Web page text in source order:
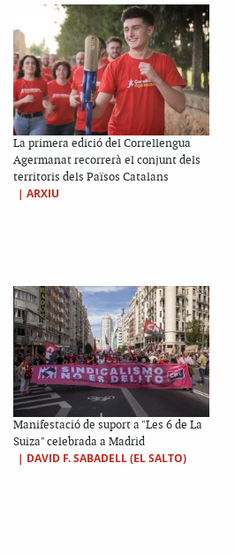
La primera edició del Correllengua
Agermanat recorrerà el conjunt dels
territoris dels Països Catalans
| ARXIU
Manifestació de suport a "Les 6 de La
Suiza" celebrada a Madrid
| DAVID F. SABADELL (EL SALTO)